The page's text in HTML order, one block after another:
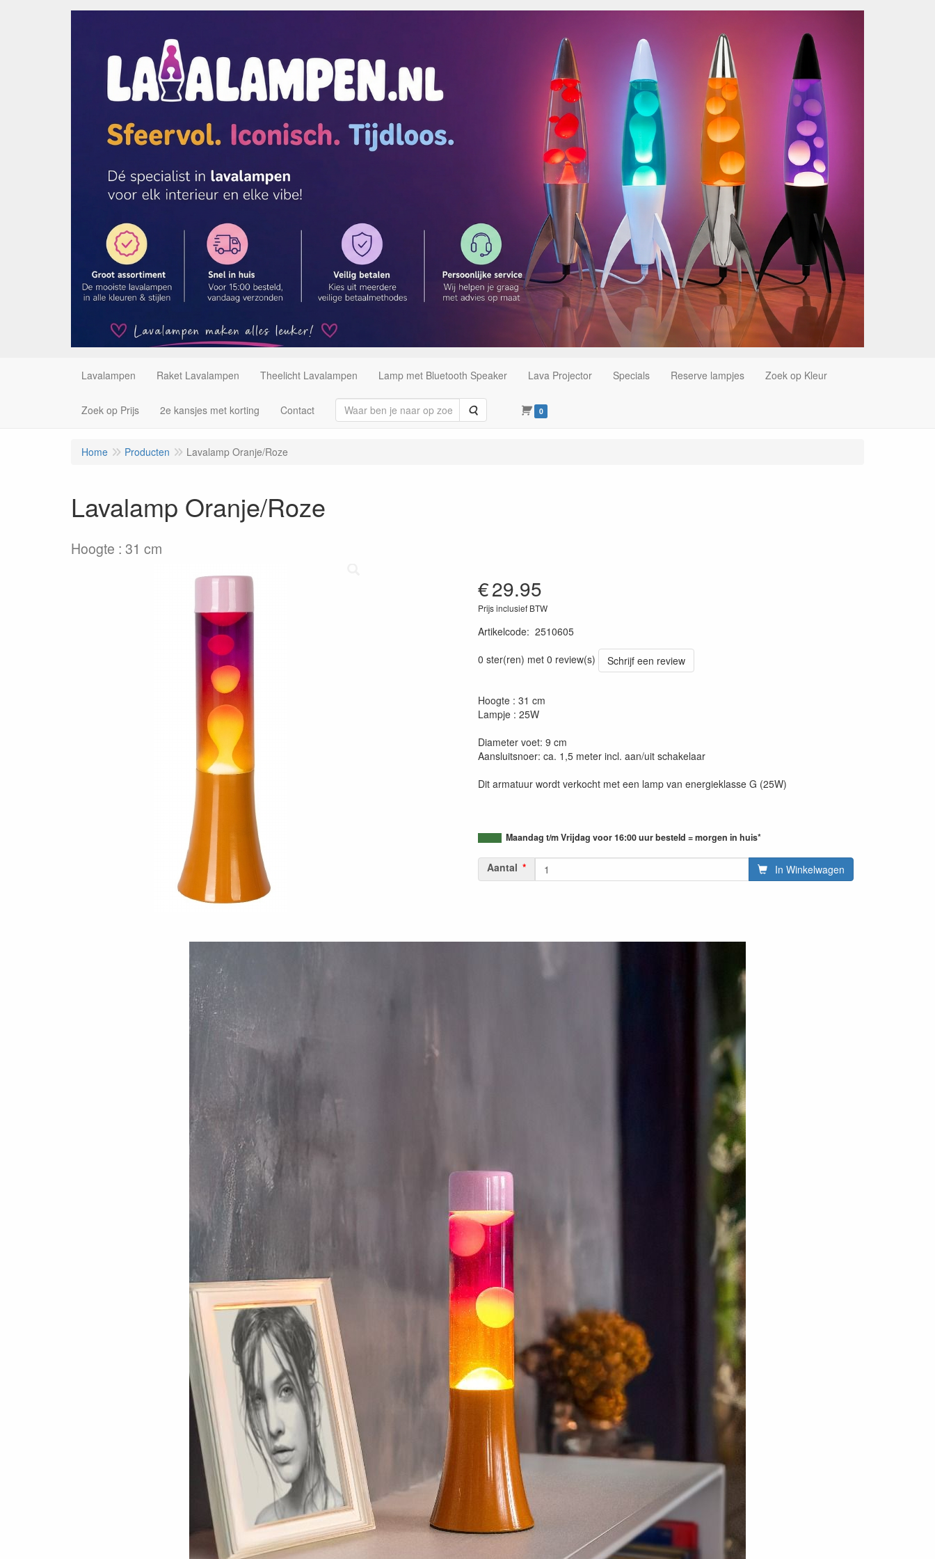
Lavalampen Raket Lavalampen Theelicht Lavalampen Lamp met Bluetooth Speaker Lava Projector Specials Reserve lampjes Zoek op Kleur
Zoek op Prijs 2e kansjes met korting Contact Zoeken 0
Home Producten Lavalamp Oranje/Roze
Lavalamp Oranje/Roze
Hoogte : 31 cm
€29.95
Prijs inclusief BTW
Artikelcode: 2510605
0 ster(ren) met 0 review(s)
Schrijf een review
Hoogte : 31 cm
Lampje : 25W
Diameter voet: 9 cm
Aansluitsnoer: ca. 1,5 meter incl. aan/uit schakelaar
Dit armatuur wordt verkocht met een lamp van energieklasse G (25W)
Maandag t/m Vrijdag voor 16:00 uur besteld = morgen in huis*
Aantal In Winkelwagen